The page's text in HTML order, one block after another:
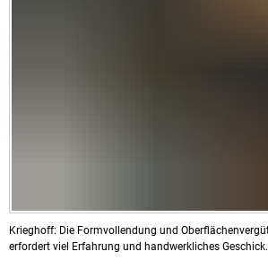
Krieghoff: Die Formvollendung und
erfordert viel Erfahrung und handwerkliches Geschick.